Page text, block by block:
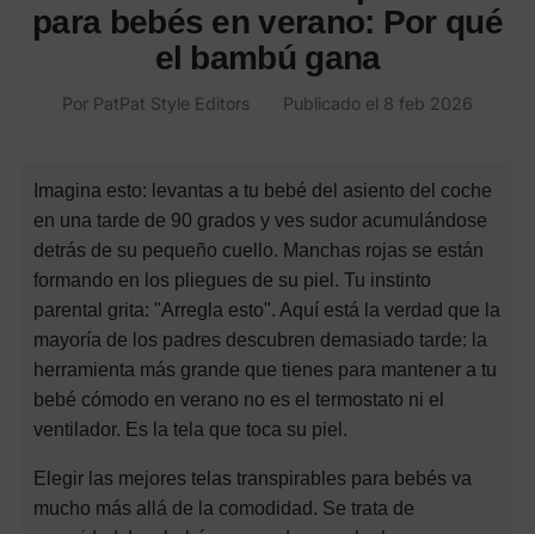
para bebés en verano: Por qué
el bambú gana
Por PatPat Style Editors Publicado el 8 feb 2026
Imagina esto: levantas a tu bebé del asiento del coche
en una tarde de 90 grados y ves sudor acumulándose
detrás de su pequeño cuello. Manchas rojas se están
formando en los pliegues de su piel. Tu instinto
parental grita: "Arregla esto". Aquí está la verdad que la
mayoría de los padres descubren demasiado tarde: la
herramienta más grande que tienes para mantener a tu
bebé cómodo en verano no es el termostato ni el
ventilador. Es la tela que toca su piel.
Elegir las mejores telas transpirables para bebés va
mucho más allá de la comodidad. Se trata de